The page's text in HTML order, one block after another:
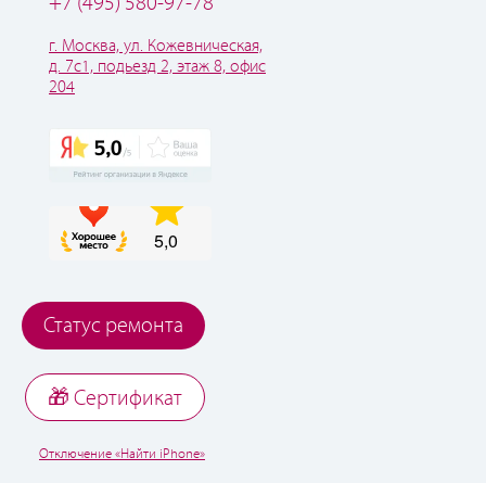
г. Москва, ул. Кожевническая,
д. 7с1, подьезд 2, этаж 8, офис
204
Статус ремонта
🎁 Cертификат
Отключение «Найти iPhone»